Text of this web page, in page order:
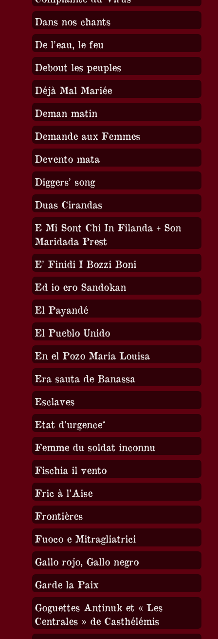
Dans nos chants
De l’eau, le feu
Debout les peuples
Déjà Mal Mariée
Deman matin
Demande aux Femmes
Devento mata
Diggers’ song
Duas Cirandas
E Mi Sont Chi In Filanda + Son
Maridada Prest
E’ Finidi I Bozzi Boni
Ed io ero Sandokan
El Payandé
El Pueblo Unido
En el Pozo Maria Louisa
Era sauta de Banassa
Esclaves
Etat d’urgence*
Femme du soldat inconnu
Fischia il vento
Fric à l’Aise
Frontières
Fuoco e Mitragliatrici
Gallo rojo, Gallo negro
Garde la Paix
Goguettes Antinuk et « Les
Centrales » de Casthélémis